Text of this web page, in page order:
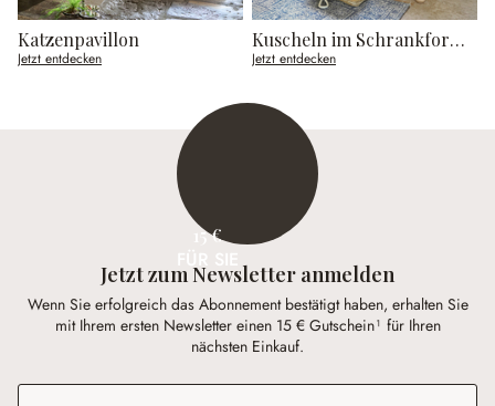
Katzenpavillon
Jetzt entdecken
Kuscheln im Schrankformat
Jetzt entdecken
15 €
Jetzt zum Newsletter anmelden
Wenn Sie erfolgreich das Abonnement bestätigt haben, erhalten Sie
mit Ihrem ersten Newsletter einen 15 € Gutschein¹ für Ihren
nächsten Einkauf.
E-Mail-Adresse